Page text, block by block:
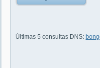
Últimas 5 consultas DNS: